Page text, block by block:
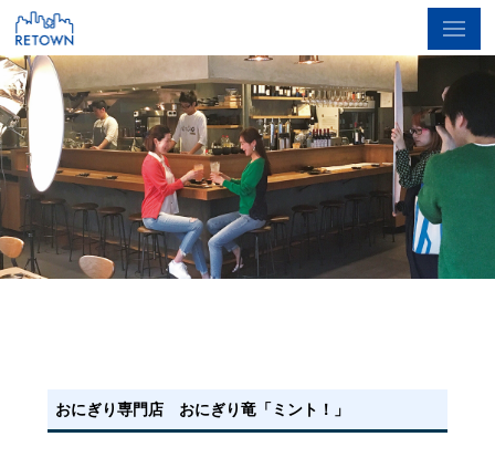
おにぎり専門店 おにぎり竜「ミント！」